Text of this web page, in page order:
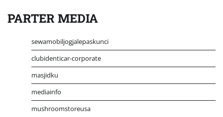
PARTER MEDIA
sewamobiljogjalepaskunci
clubidenticar-corporate
masjidku
mediainfo
mushroomstoreusa